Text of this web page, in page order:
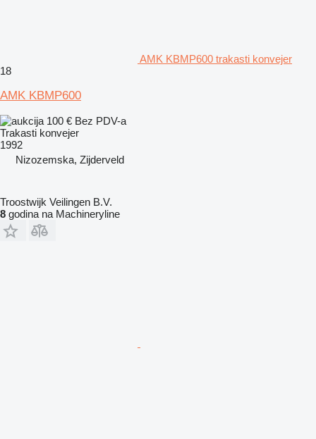
AMK KBMP600 trakasti konvejer
18
AMK KBMP600
100 € Bez PDV-a
Trakasti konvejer
1992
Nizozemska, Zijderveld
Troostwijk Veilingen B.V.
8 godina na Machineryline